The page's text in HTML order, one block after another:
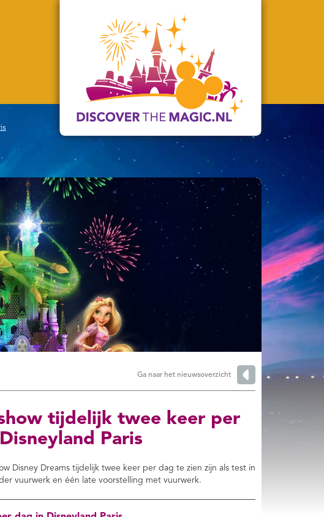
Ga naar het nieuwsoverzicht
tijdelijk twee keer per
Paris
Disney Dreams tijdelijk twee keer per dag te zien zijn als test in
vuurwerk en één late voorstelling met vuurwerk.